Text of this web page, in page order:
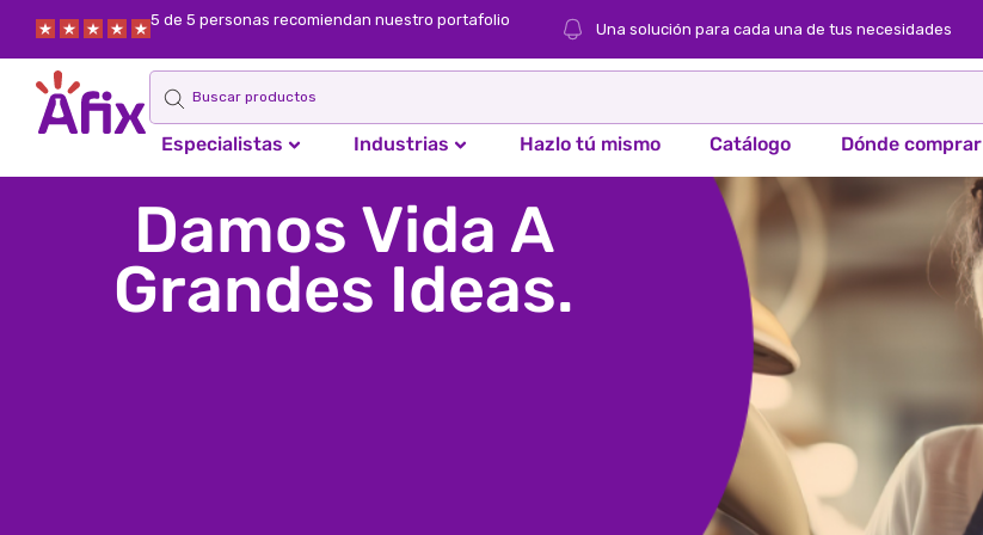
5 de 5 personas recomiendan nuestro portafolio
Una solución para cada una de tus necesidades
Especialistas Industrias Hazlo tú mismo Catálogo Dónde comprar
Damos Vida A
Grandes Ideas.